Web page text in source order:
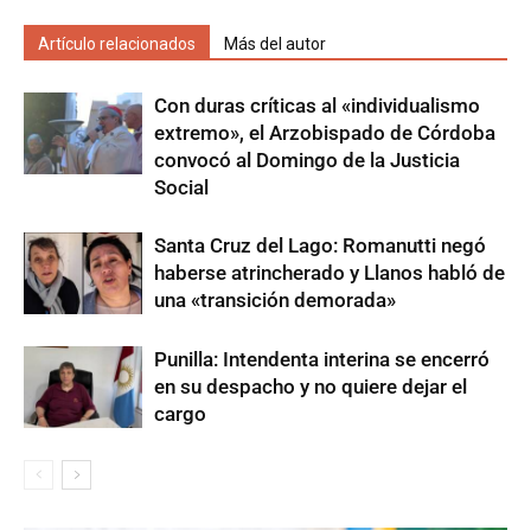
Artículo relacionados Más del autor
Con duras críticas al «individualismo
extremo», el Arzobispado de Córdoba
convocó al Domingo de la Justicia
Social
Santa Cruz del Lago: Romanutti negó
haberse atrincherado y Llanos habló de
una «transición demorada»
Punilla: Intendenta interina se encerró
en su despacho y no quiere dejar el
cargo